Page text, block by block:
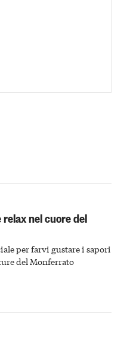
nel cuore del
per farvi gustare i sapori
del Monferrato